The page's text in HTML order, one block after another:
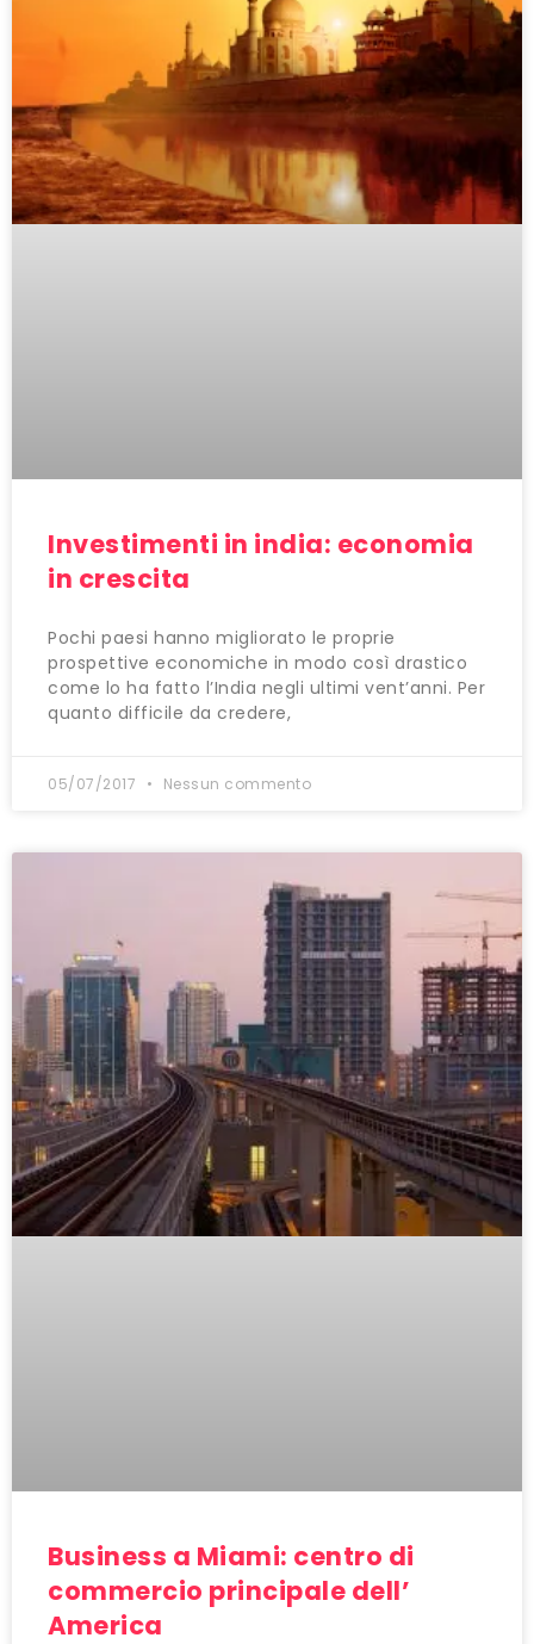
Investimenti in india: economia
in crescita
Pochi paesi hanno migliorato le proprie
prospettive economiche in modo così drastico
come lo ha fatto l’India negli ultimi vent’anni. Per
quanto difficile da credere,
05/07/2017 Nessun commento
Business a Miami: centro di
commercio principale dell’
America